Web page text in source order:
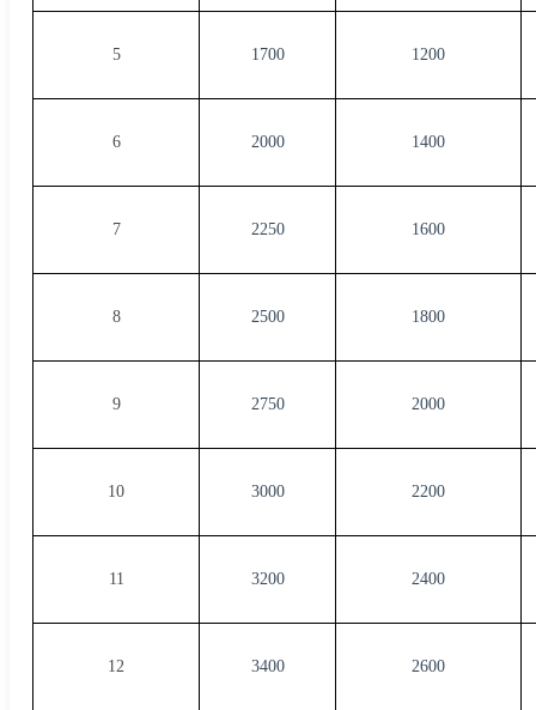
5 1700 1200
6 2000 1400
7 2250 1600
8 2500 1800
9 2750 2000
10 3000 2200
11 3200 2400
12 3400 2600